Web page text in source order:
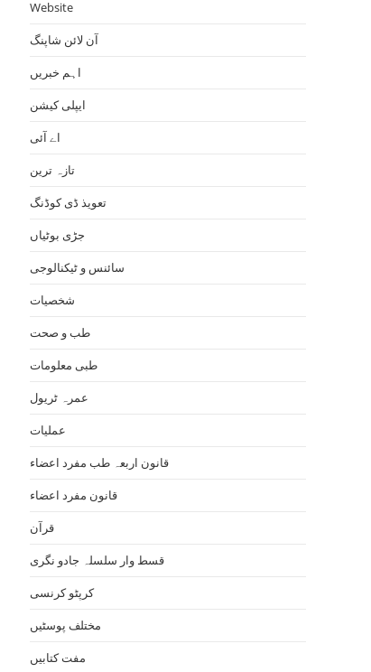
Website
آن لائن شاپنگ
اہم خبریں
ایپلی کیشن
اے آئی
تازہ ترین
تعویذ ڈی کوڈنگ
جڑی بوٹیاں
سائنس و ٹیکنالوجی
شخصیات
طب و صحت
طبی معلومات
عمرہ ٹریول
عملیات
قانون اربعہ طب مفرد اعضاء
قانون مفرد اعضاء
قرآن
قسط وار سلسلہ جادو نگری
کرپٹو کرنسی
مختلف پوسٹیں
مفت کتابیں